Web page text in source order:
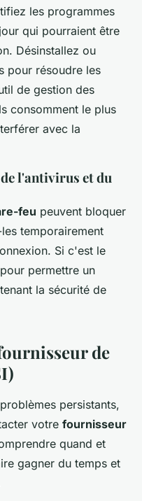
les programmes
qui pourraient être
Désinstallez ou
pour résoudre les
de gestion des
consomment le plus
avec la
l'antivirus et du
feu peuvent bloquer
temporairement
Si c'est le
permettre un
la sécurité de
de
persistants,
votre fournisseur
quand et
gagner du temps et